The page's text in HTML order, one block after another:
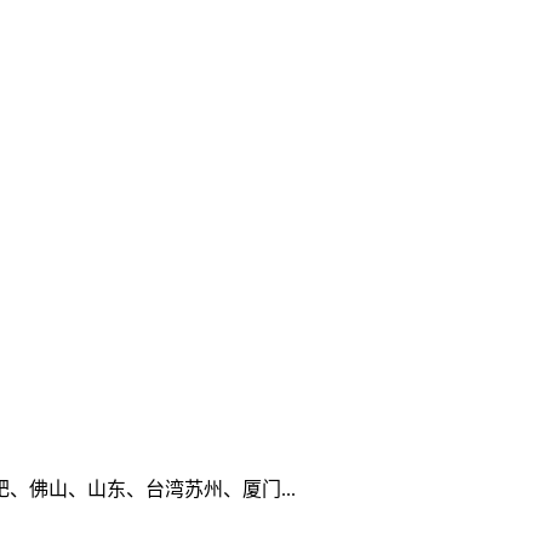
佛山、山东、台湾苏州、厦门...